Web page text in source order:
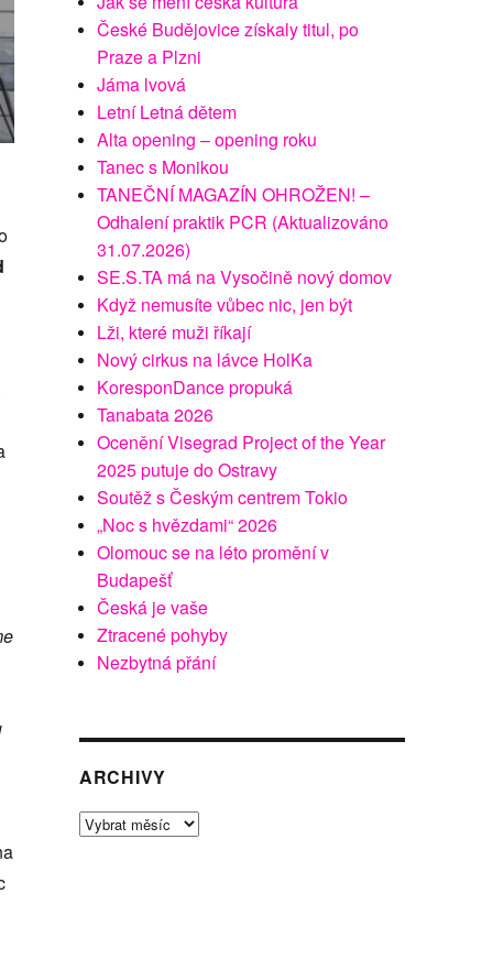
České Budějovice získaly titul, po
Praze a Plzni
Jáma lvová
Letní Letná dětem
Alta opening – opening roku
Tanec s Monikou
TANEČNÍ MAGAZÍN OHROŽEN! –
Odhalení praktik PCR (Aktualizováno
31.07.2026)
SE.S.TA má na Vysočině nový domov
Když nemusíte vůbec nic, jen být
Lži, které muži říkají
Nový cirkus na lávce HolKa
KoresponDance propuká
Tanabata 2026
Ocenění Visegrad Project of the Year
2025 putuje do Ostravy
Soutěž s Českým centrem Tokio
„Noc s hvězdami“ 2026
Olomouc se na léto promění v
Budapešť
Česká je vaše
Ztracené pohyby
Nezbytná přání
ARCHIVY
Archivy